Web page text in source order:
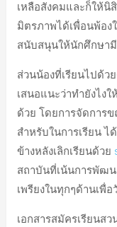
เหลือสังคมและก็ให้นิ
มิตรภาพได้เพื่อนพ้อ
สนับสนุนให้นักศึกษา
ส่วนน้องที่เรียนไปด้ว
เสนอแนะว่าทำยังไง
ด้วย โดยการจัดการ
สำหรับในการเรียน
ข้างหลังเลิกเรียนด้วย
สถาบันที่เน้นการพัฒ
เพรียงในทุกๆด้านเพื่
เอกสารสมัครเรียนส